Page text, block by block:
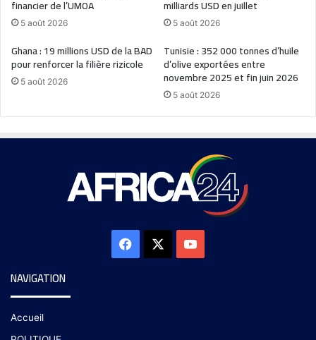
financier de l’UMOA
5 août 2026
milliards USD en juillet
5 août 2026
Ghana : 19 millions USD de la BAD
pour renforcer la filière rizicole
5 août 2026
Tunisie : 352 000 tonnes d’huile
d’olive exportées entre
novembre 2025 et fin juin 2026
5 août 2026
NAVIGATION
Accueil